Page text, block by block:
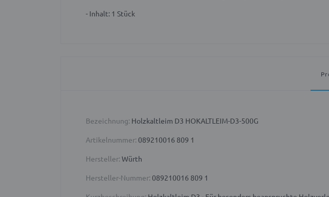
- Inhalt: 1 Stück
Bezeichnung: Holzkaltleim D3 HOKALTLEIM-D3-500G
Artikelnummer: 089210016 809 1
Hersteller: Würth
Hersteller-Nummer: 089210016 809 1